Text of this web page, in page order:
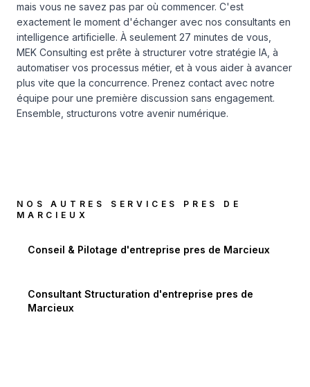
mais vous ne savez pas par où commencer. C'est
exactement le moment d'échanger avec nos consultants en
intelligence artificielle. À seulement 27 minutes de vous,
MEK Consulting est prête à structurer votre stratégie IA, à
automatiser vos processus métier, et à vous aider à avancer
plus vite que la concurrence. Prenez contact avec notre
équipe pour une première discussion sans engagement.
Ensemble, structurons votre avenir numérique.
NOS AUTRES SERVICES PRES DE
MARCIEUX
Conseil & Pilotage d'entreprise pres de Marcieux
Consultant Structuration d'entreprise pres de
Marcieux